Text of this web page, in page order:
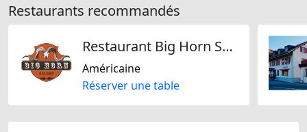
Restaurants recommandés
Restaurant Big Horn Saloon
Américaine
Réserver une table